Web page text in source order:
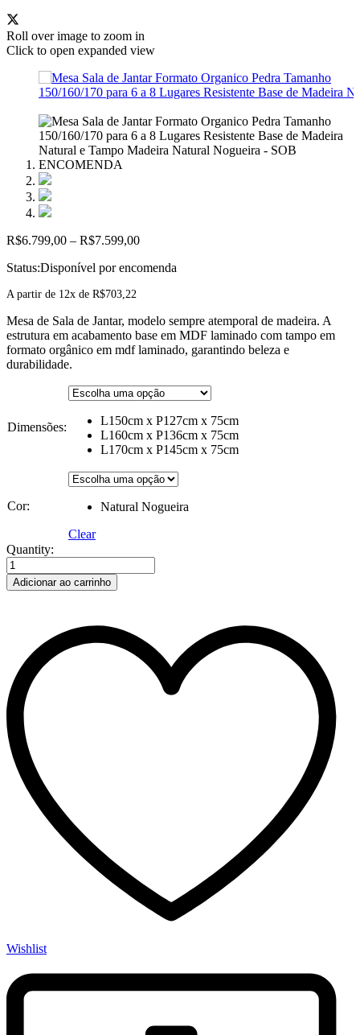
Roll over image to zoom in
Click to open expanded view
R$6.799,00 – R$7.599,00Faixa
preço:
Status:Disponível por encomenda
A partir de 12x de R$703,22
Mesa de Sala de Jantar, modelo sempre atemporal de madeira. A
estrutura em acabamento base em MDF laminado com tampo em
formato orgânico em mdf laminado, garantindo beleza e
durabilidade.
Dimensões:
L150cm x P127cm x 75cm
L160cm x P136cm x 75cm
L170cm x P145cm x 75cm
Cor:
Natural Nogueira
Clear
Mesa
Sala
de
Jantar
Tamanho
150/160/170
para
6
a
8
Lugares
Resistente
Base
Madeira
Natural
Quantity:
Adicionar ao carrinho
Wishlist